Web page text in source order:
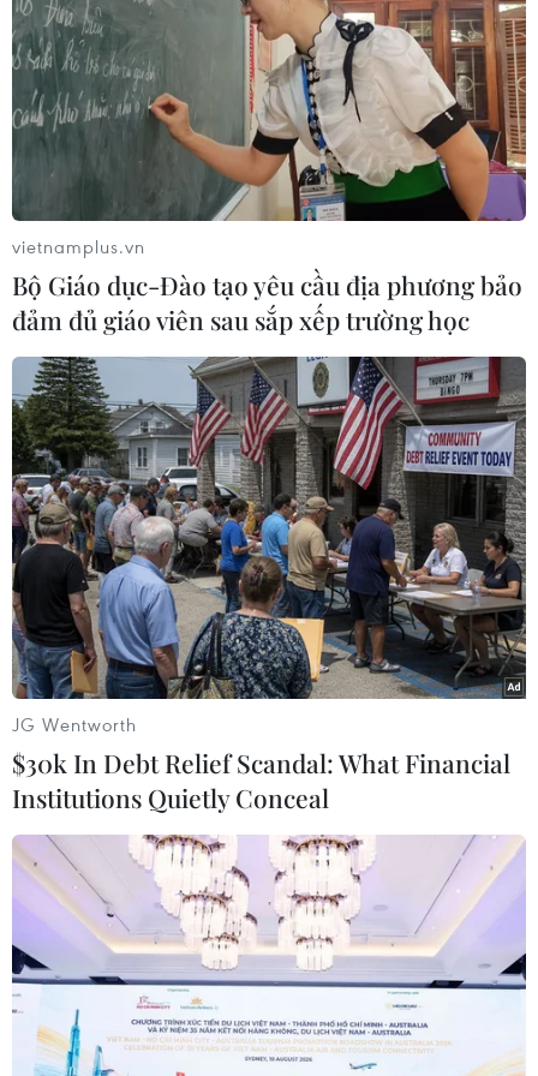
Vàng thế giới tăng mạnh, trong nước biến
động không đồng nhất
18/10/2023 02:15
Phiên sáng 18/10, giá vàng SJC tại các doanh nghiệp
điều chỉnh khác nhau khi một số nơi đi xuống song có
doanh nghiệp lại giữ nguyên so với phiên trước, tỷ giá
trung tâm tăng phiên thứ 3 liên tiếp.
Giá dầu, vàng lập kỷ lục, chứng khoán
vietnamplus.vn
Bộ Giáo dục-Đào tạo yêu cầu địa phương bảo
đảm đủ giáo viên sau sắp xếp trường học
JG Wentworth
$30k In Debt Relief Scandal: What Financial
Institutions Quietly Conceal